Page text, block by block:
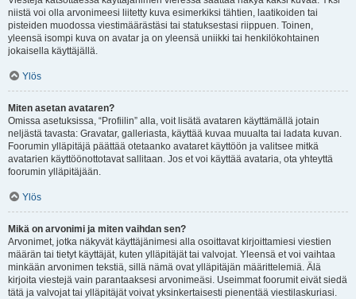
niistä voi olla arvonimeesi liitetty kuva esimerkiksi tähtien, laatikoiden tai
pisteiden muodossa viestimäärästäsi tai statuksestasi riippuen. Toinen,
yleensä isompi kuva on avatar ja on yleensä uniikki tai henkilökohtainen
jokaisella käyttäjällä.
Ylös
Miten asetan avataren?
Omissa asetuksissa, “Profiilin” alla, voit lisätä avataren käyttämällä jotain
neljästä tavasta: Gravatar, galleriasta, käyttää kuvaa muualta tai ladata kuvan.
Foorumin ylläpitäjä päättää otetaanko avataret käyttöön ja valitsee mitkä
avatarien käyttöönottotavat sallitaan. Jos et voi käyttää avataria, ota yhteyttä
foorumin ylläpitäjään.
Ylös
Mikä on arvonimi ja miten vaihdan sen?
Arvonimet, jotka näkyvät käyttäjänimesi alla osoittavat kirjoittamiesi viestien
määrän tai tietyt käyttäjät, kuten ylläpitäjät tai valvojat. Yleensä et voi vaihtaa
minkään arvonimen tekstiä, sillä nämä ovat ylläpitäjän määrittelemiä. Älä
kirjoita viestejä vain parantaaksesi arvonimeäsi. Useimmat foorumit eivät siedä
tätä ja valvojat tai ylläpitäjät voivat yksinkertaisesti pienentää viestilaskuriasi.